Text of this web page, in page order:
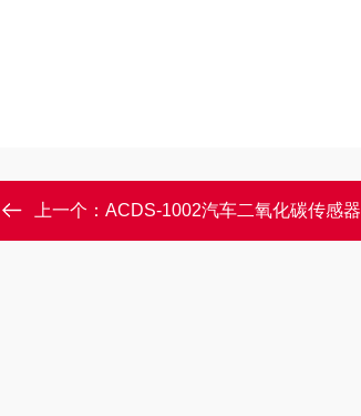
上一个： ACDS-1002汽车二氧化碳传感器